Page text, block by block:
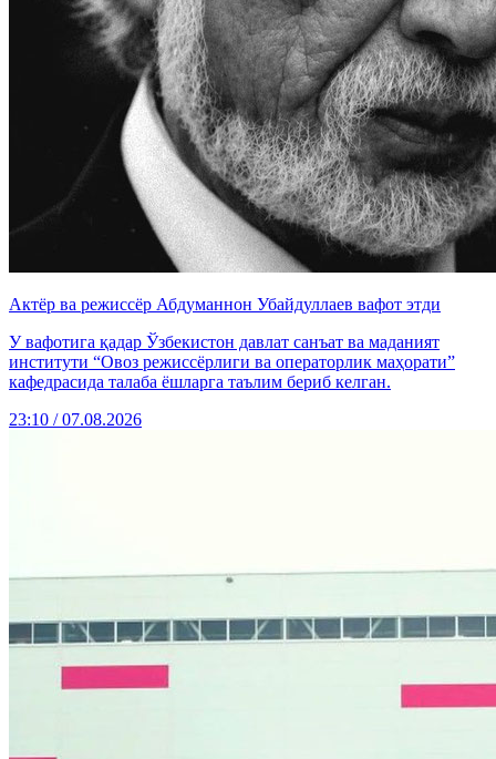
Актёр ва режиссёр Абдуманнон Убайдуллаев вафот этди
У вафотига қадар Ўзбекистон давлат санъат ва маданият
институти “Овоз режиссёрлиги ва операторлик маҳорати”
кафедрасида талаба ёшларга таълим бериб келган.
23:10 / 07.08.2026